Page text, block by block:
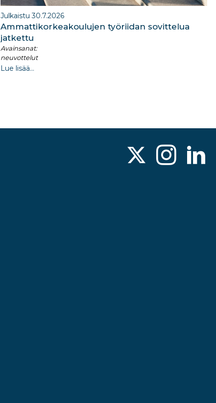
Julkaistu 30.7.2026
Ammattikorkeakoulujen työriidan sovittelua
jatkettu
Avainsanat:
neuvottelut
Lue lisää...